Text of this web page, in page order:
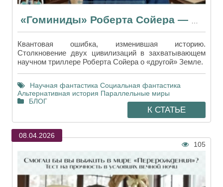
«Гоминиды» Роберта Сойера — мир, где выжили не мы
Квантовая ошибка, изменившая историю.
Столкновение двух цивилизаций в захватывающем
научном триллере Роберта Сойера о «другой» Земле.
Научная фантастика Социальная фантастика
Альтернативная история Параллельные миры
БЛОГ
К СТАТЬЕ
08.04.2026
105